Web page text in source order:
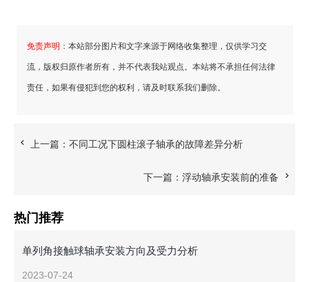
免责声明： 本站部分图片和文字来源于网络收集整理，仅供学习交
流，版权归原作者所有，并不代表我站观点。本站将不承担任何法律
责任，如果有侵犯到您的权利，请及时联系我们删除。
上一篇：不同工况下圆柱滚子轴承的故障差异分析
下一篇： 浮动轴承安装前的准备
热门推荐
单列角接触球轴承安装方向及受力分析
2023-07-24